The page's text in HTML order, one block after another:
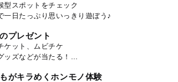
型スポットをチェック
一日たっぷり思いっきり遊ぼう♪
プレゼント
ケット、ムビチケ
ッズなどが当たる！
がキラめくホンモノ体験